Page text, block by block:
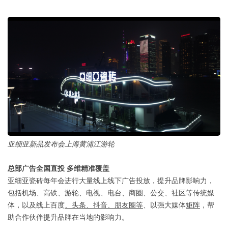
亚细亚新品发布会上海黄浦江游轮
总部广告全国直投 多维精准覆盖
亚细亚瓷砖每年会进行大量线上线下广告投放，提升品牌影响力，
包括机场、高铁、游轮、电视、电台、商圈、公交、社区等传统媒
体，以及线上百度 、头条、抖音、朋友圈等 、以强大媒体矩阵 ，帮
助合作伙伴提升品牌在当地的影响力。